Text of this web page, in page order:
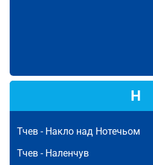
Н
Тчев - Накло над Нотечьом
Тчев - Наленчув